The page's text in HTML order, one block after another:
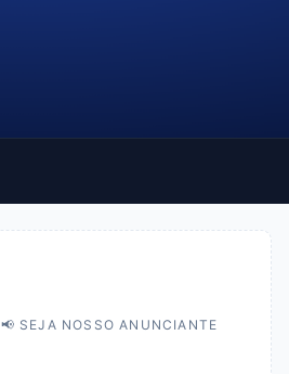
📢 SEJA NOSSO ANUNCIANTE